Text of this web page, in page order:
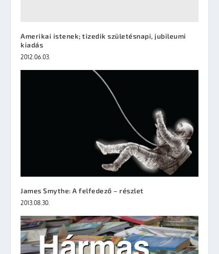
Amerikai istenek; tizedik születésnapi, jubileumi
kiadás
2012.06.03.
James Smythe: A felfedező – részlet
2013.08.30.